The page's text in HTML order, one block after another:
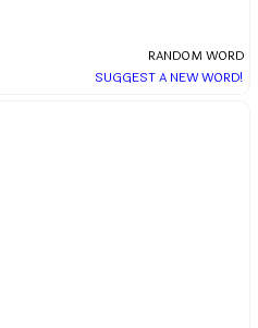
RANDOM WORD
SUGGEST A NEW WORD!